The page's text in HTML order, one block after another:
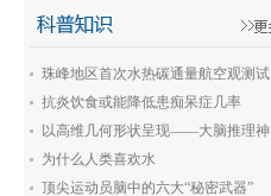
珠峰地区首次水热碳通量航空观测试
验...
抗炎饮食或能降低患痴呆症几率
以高维几何形状呈现——大脑推理神
经...
为什么人类喜欢水
顶尖运动员脑中的六大“秘密武器”